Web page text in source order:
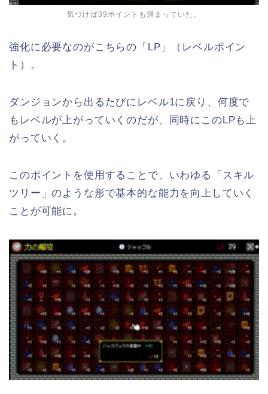
気づけば39ポイントも溜まっていた。
強化に必要なのがこちらの「LP」（レベルポイン
ト）。
ダンジョンから出るたびにレベル1に戻り、何度で
もレベルが上がっていくのだが、同時にこのLPも上
がっていく。
このポイントを使用することで、いわゆる「スキル
ツリー」のような形で基本的な能力を向上していく
ことが可能に。